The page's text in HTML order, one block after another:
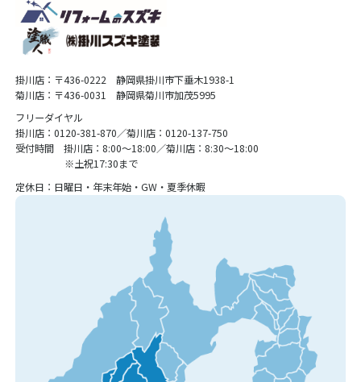
掛川店：〒436-0222 静岡県掛川市下垂木1938-1
菊川店：〒436-0031 静岡県菊川市加茂5995
フリーダイヤル
掛川店：0120-381-870／菊川店：0120-137-750
受付時間 掛川店：8:00〜18:00／菊川店：8:30〜18:00
※土祝17:30まで
定休日：日曜日・年末年始・GW・夏季休暇